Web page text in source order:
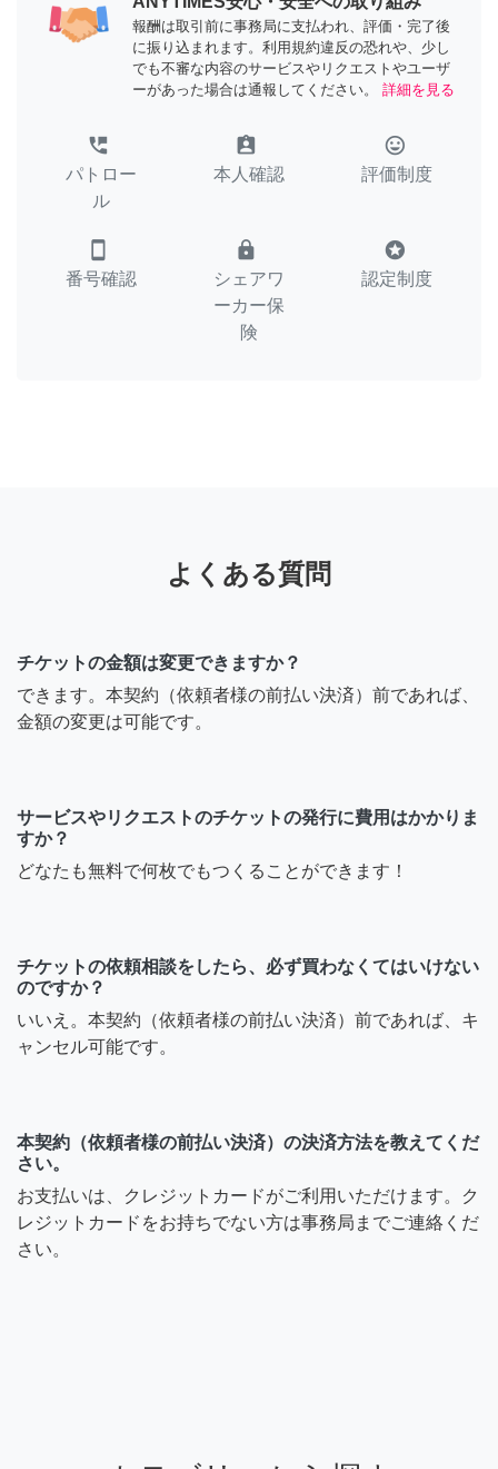
報酬は取引前に事務局に支払われ、評価・完了後
に振り込まれます。利用規約違反の恐れや、少し
でも不審な内容のサービスやリクエストやユーザ
ーがあった場合は通報してください。
詳細を見る
perm_phone_msg
パトロー
ル
assignment_ind
本人確認
tag_faces
評価制度
smartphone
番号確認
lock
シェアワ
ーカー保
険
stars
認定制度
よくある質問
チケットの金額は変更できますか？
できます。本契約（依頼者様の前払い決済）前であれば、
金額の変更は可能です。
サービスやリクエストのチケットの発行に費用はかかりま
すか？
どなたも無料で何枚でもつくることができます！
チケットの依頼相談をしたら、必ず買わなくてはいけない
のですか？
いいえ。本契約（依頼者様の前払い決済）前であれば、キ
ャンセル可能です。
本契約（依頼者様の前払い決済）の決済方法を教えてくだ
さい。
お支払いは、クレジットカードがご利用いただけます。ク
レジットカードをお持ちでない方は事務局までご連絡くだ
さい。